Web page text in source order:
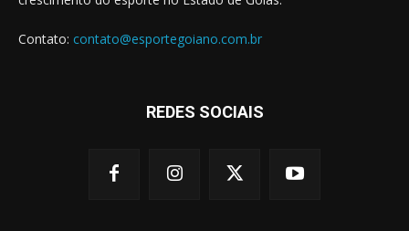
Contato: contato@esportegoiano.com.br
REDES SOCIAIS